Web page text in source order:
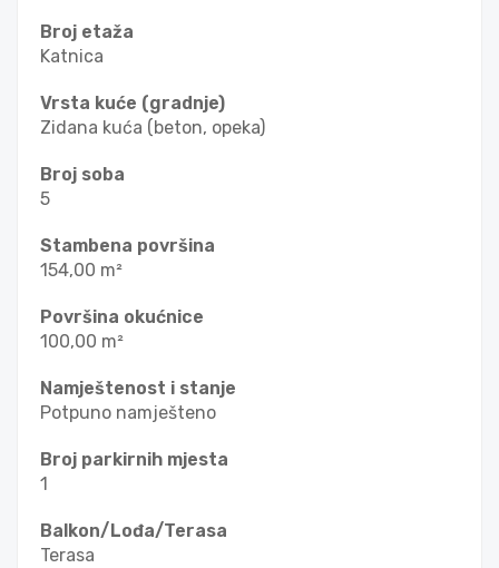
Broj etaža
Katnica
Vrsta kuće (gradnje)
Zidana kuća (beton, opeka)
Broj soba
5
Stambena površina
154,00 m²
Površina okućnice
100,00 m²
Namještenost i stanje
Potpuno namješteno
Broj parkirnih mjesta
1
Balkon/Lođa/Terasa
Terasa